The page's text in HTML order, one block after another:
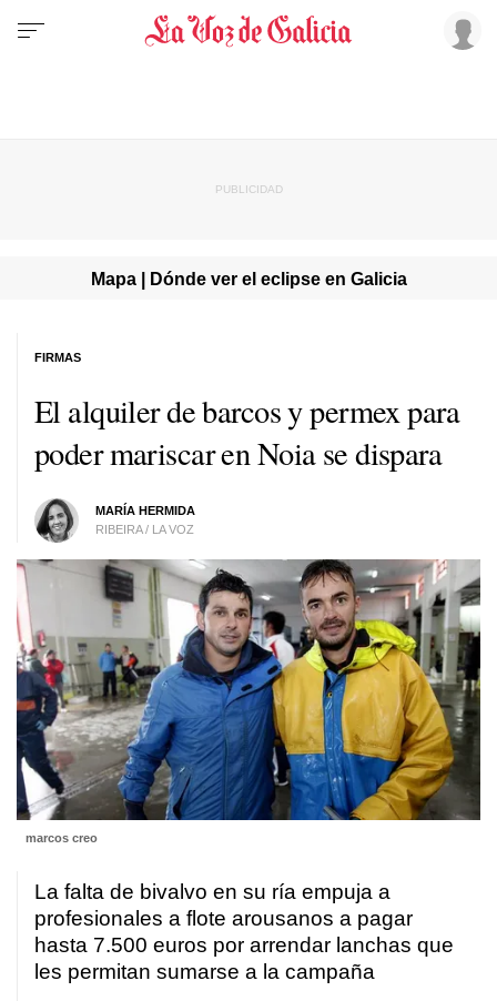
Mapa | Dónde ver el eclipse en Galicia
El alquiler de barcos y permex para
poder mariscar en Noia se dispara
MARÍA HERMIDA
RIBEIRA / LA VOZ
FIRMAS
marcos creo
La falta de bivalvo en su ría empuja a
profesionales a flote arousanos a pagar
hasta 7.500 euros por arrendar lanchas que
les permitan sumarse a la campaña